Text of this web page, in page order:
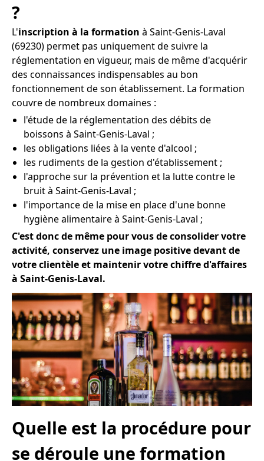
?
L'inscription à la formation à Saint-Genis-Laval
(69230) permet pas uniquement de suivre la
réglementation en vigueur, mais de même d'acquérir
des connaissances indispensables au bon
fonctionnement de son établissement. La formation
couvre de nombreux domaines :
l'étude de la réglementation des débits de
boissons à Saint-Genis-Laval ;
les obligations liées à la vente d'alcool ;
les rudiments de la gestion d'établissement ;
l'approche sur la prévention et la lutte contre le
bruit à Saint-Genis-Laval ;
l'importance de la mise en place d'une bonne
hygiène alimentaire à Saint-Genis-Laval ;
C'est donc de même pour vous de consolider votre
activité, conservez une image positive devant de
votre clientèle et maintenir votre chiffre d'affaires
à Saint-Genis-Laval.
Quelle est la procédure pour
se déroule une formation